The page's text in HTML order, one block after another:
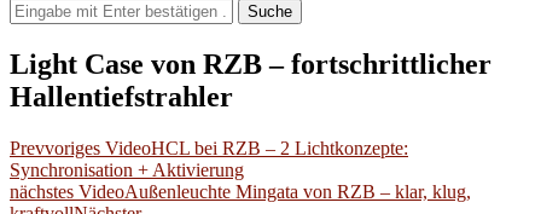
Suche
Light Case von RZB – fortschrittlicher
Hallentiefstrahler
Prevvoriges VideoHCL bei RZB – 2 Lichtkonzepte:
Synchronisation + Aktivierung
nächstes VideoAußenleuchte Mingata von RZB – klar, klug,